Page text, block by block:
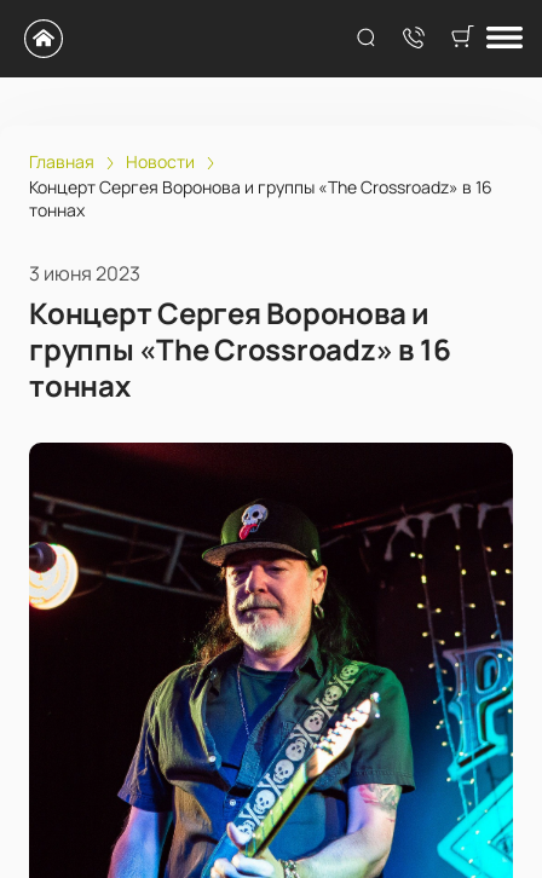
Главная
Новости
Концерт Сергея Воронова и группы «The Crossroadz» в 16
тоннах
3 июня 2023
Концерт Сергея Воронова и
группы «The Crossroadz» в 16
тоннах